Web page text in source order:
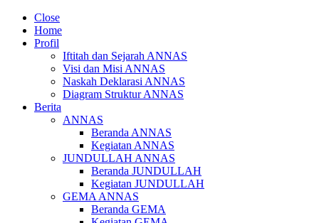
Close
Home
Profil
Iftitah dan Sejarah ANNAS
Visi dan Misi ANNAS
Naskah Deklarasi ANNAS
Diagram Struktur ANNAS
Berita
ANNAS
Beranda ANNAS
Kegiatan ANNAS
JUNDULLAH ANNAS
Beranda JUNDULLAH
Kegiatan JUNDULLAH
GEMA ANNAS
Beranda GEMA